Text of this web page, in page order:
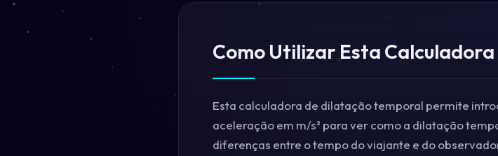
Como Utilizar Esta Calculadora
Esta calculadora de dilatação temporal permite
aceleração em m/s² para ver como a dilatação
diferenças entre o tempo do viajante e do